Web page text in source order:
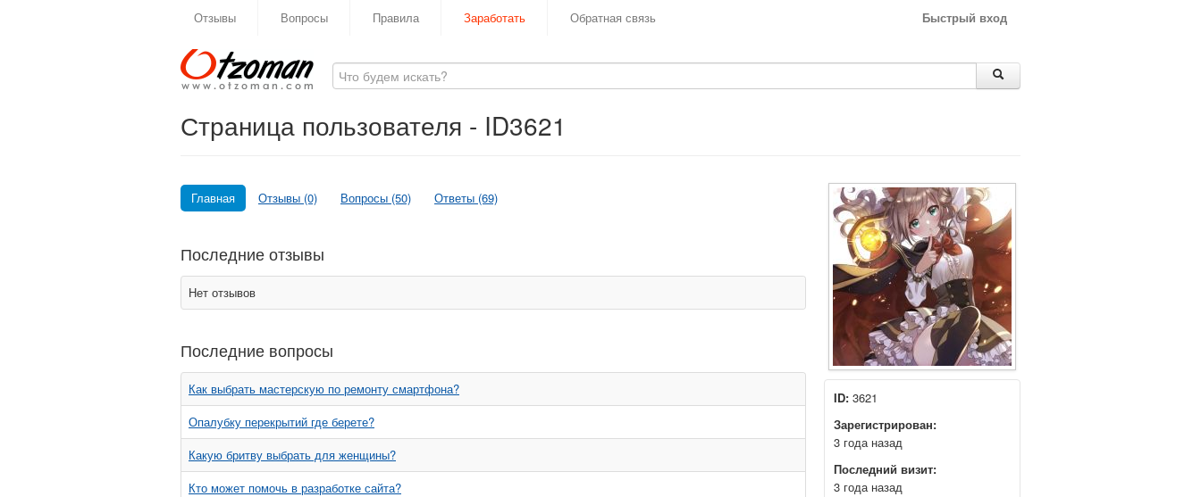
Отзывы Вопросы Правила Заработать Обратная связь Быстрый вход
Страница пользователя - ID3621
Главная Отзывы (0) Вопросы (50) Ответы (69)
Последние отзывы
Нет отзывов
Последние вопросы
Как выбрать мастерскую по ремонту смартфона?
Опалубку перекрытий где берете?
Какую бритву выбрать для женщины?
Кто может помочь в разработке сайта?
ID: 3621
Зарегистрирован:
3 года назад
Последний визит:
3 года назад